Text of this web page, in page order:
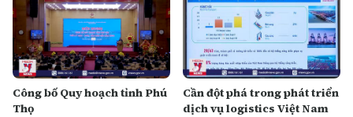
Công bố Quy hoạch tỉnh Phú
Thọ
Cần đột phá trong phát triển
dịch vụ logistics Việt Nam